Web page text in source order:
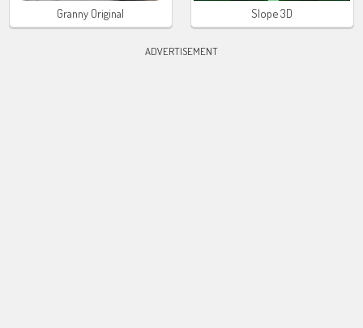
Granny Original Slope 3D
ADVERTISEMENT